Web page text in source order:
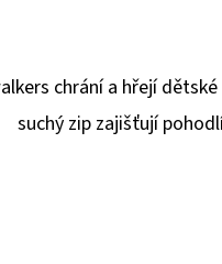
chrání a hřejí
suchý zip zajišťují